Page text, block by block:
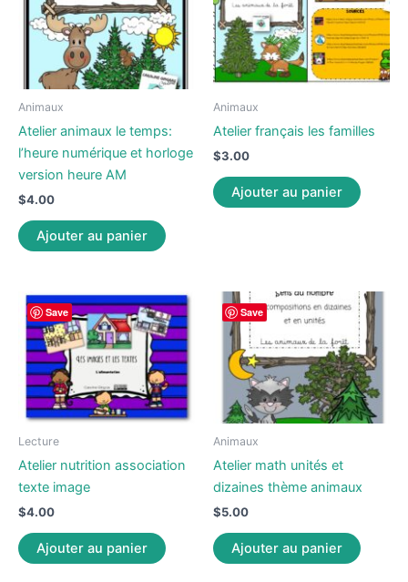
Animaux
Atelier animaux le temps:
l’heure numérique et horloge
version heure AM
$4.00
Ajouter au panier
Animaux
Atelier français les familles
$3.00
Ajouter au panier
Save
Lecture
Atelier nutrition association
texte image
$4.00
Ajouter au panier
Save
Animaux
Atelier math unités et
dizaines thème animaux
$5.00
Ajouter au panier